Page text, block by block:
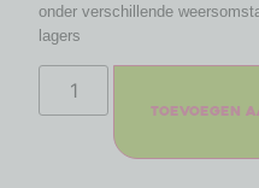
onder verschillende
lagers
Toevoegen